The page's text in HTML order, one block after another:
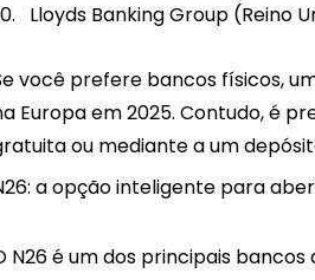
Lloyds Banking Group (Reino
você prefere bancos físicos,
Europa em 2025. Contudo, é
ou mediante a um
a opção inteligente para
N26 é um dos principais